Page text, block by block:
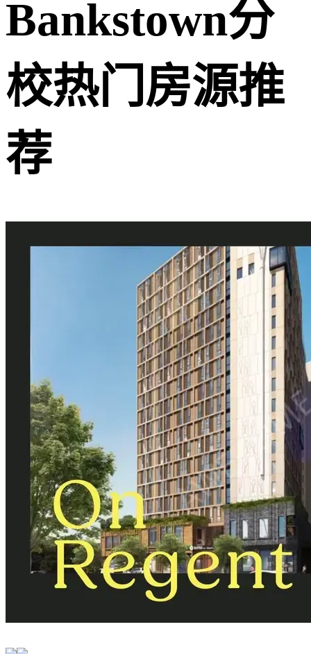
Bankstown分
校热门房源推
荐